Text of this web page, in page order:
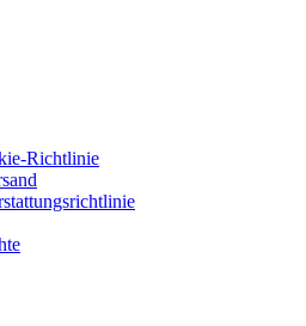
Richtlinie